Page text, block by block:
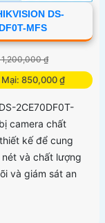
DS-
MFS
1,200,000 ₫
850,000 ₫
2CE70DF0T-
camera chất
kế để cung
và chất lượng
và giám sát an